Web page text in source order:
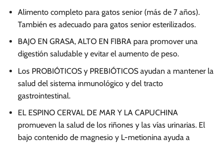
Alimento completo para gatos senior (más de 7 años).
También es adecuado para gatos senior esterilizados.
BAJO EN GRASA, ALTO EN FIBRA para promover una
digestión saludable y evitar el aumento de peso.
Los PROBIÓTICOS y PREBIÓTICOS ayudan a mantener la
salud del sistema inmunológico y del tracto
gastrointestinal.
EL ESPINO CERVAL DE MAR Y LA CAPUCHINA
promueven la salud de los riñones y las vías urinarias. El
bajo contenido de magnesio y L-metionina ayuda a